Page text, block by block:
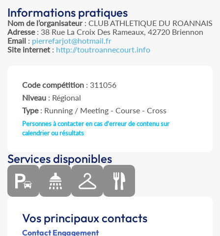
Informations pratiques
Nom de l’organisateur: CLUB ATHLETIQUE DU ROANNAIS
Adresse: 38 Rue La Croix Des Rameaux, 42720 Briennon
Email : pierrefarjot@hotmail.fr
Site internet : http://toutroannecourt.info
Code compétition : 311056
Niveau : Régional
Type: Running / Meeting - Course - Cross
Personnes à contacter en cas d'erreur de contenu sur
calendrier ou résultats
Services disponibles
Vos principaux contacts
Contact Engagement